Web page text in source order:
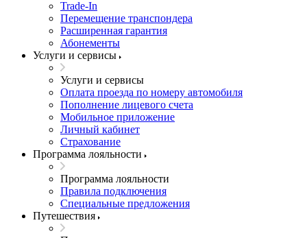
Trade-In
Перемещение транспондера
Расширенная гарантия
Абонементы
Услуги и сервисы
Услуги и сервисы
Оплата проезда по номеру автомобиля
Пополнение лицевого счета
Мобильное приложение
Личный кабинет
Страхование
Программа лояльности
Программа лояльности
Правила подключения
Специальные предложения
Путешествия